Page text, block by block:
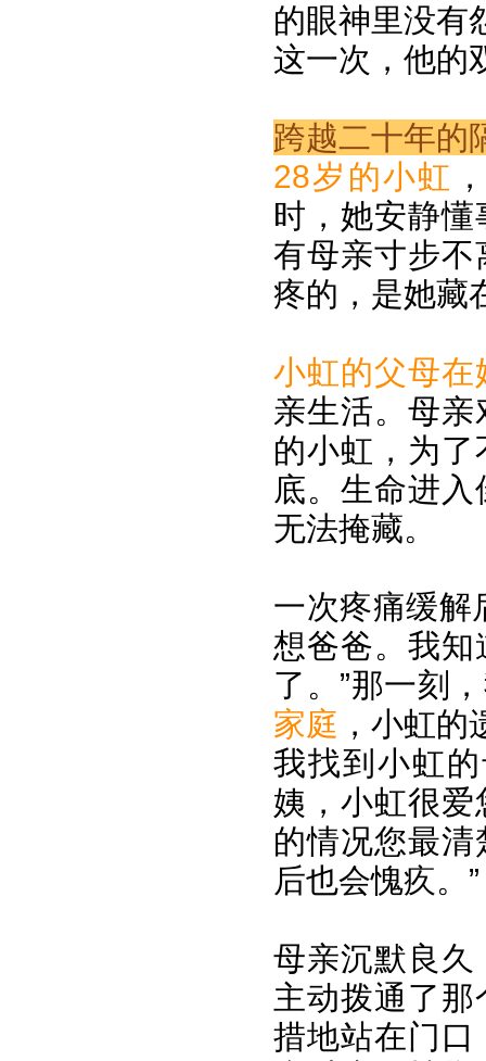
的眼神里没有
这一次，他的
跨越二十年的
28岁的小虹
时，她安静
有母亲寸步
疼的，是她藏
小虹的父母
亲生活。母
的小虹，为
底。生命进
无法掩藏。
一次疼痛缓解
想爸爸。我
了。”那一刻
家庭 ，小虹
我找到小虹
姨，小虹很
的情况您最
后也会愧疚。”
母亲沉默良
主动拨通了
措地站在门